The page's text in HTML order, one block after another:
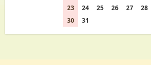
23
24 25 26 27 28
30
31